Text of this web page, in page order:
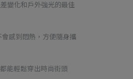
變化和戶外強光的最佳
感到悶熱，方便隨身攜
能輕鬆穿出時尚街頭